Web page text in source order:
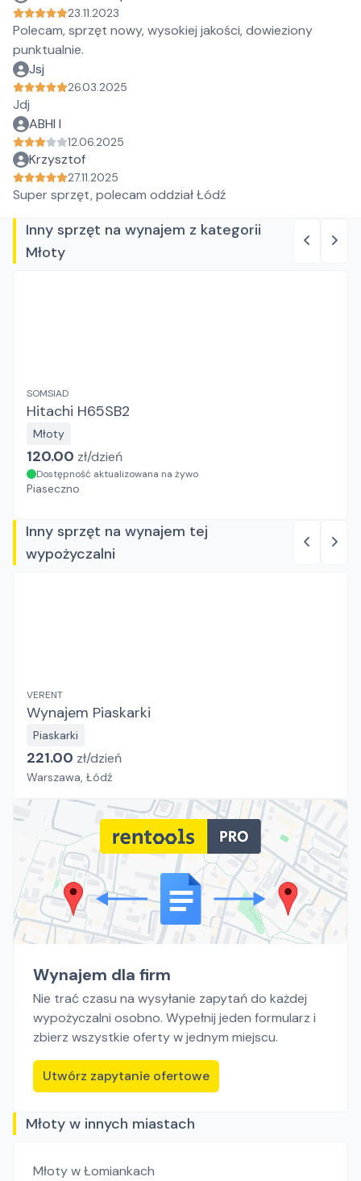
23.11.2023
Polecam, sprzęt nowy, wysokiej jakości, dowieziony
punktualnie.
Jsj
26.03.2025
Jdj
ABHI I
12.06.2025
Krzysztof
27.11.2025
Super sprzęt, polecam oddział Łódź
Inny sprzęt na wynajem z kategorii
Młoty
SOMSIAD
Hitachi H65SB2
Młoty
120.00 zł/dzień
Dostępność aktualizowana na żywo
Piaseczno
Inny sprzęt na wynajem tej
wypożyczalni
VERENT
Wynajem Piaskarki
Piaskarki
221.00 zł/dzień
Warszawa, Łódź
Wynajem dla firm
Nie trać czasu na wysyłanie zapytań do każdej
wypożyczalni osobno. Wypełnij jeden formularz i
zbierz wszystkie oferty w jednym miejscu.
Utwórz zapytanie ofertowe
Młoty w innych miastach
Młotyw Łomiankach